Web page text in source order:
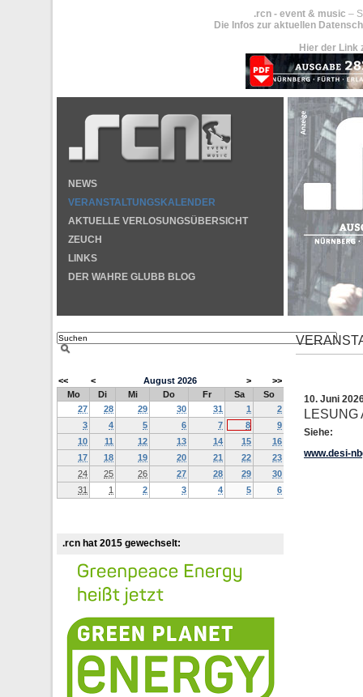
.rcn - event & music –
Die Infos zur aktuellen
Hier der Link
NEWS
VERANSTALTUNGSKALENDER
AKTUELLE VERLOSUNGSÜBERSICHT
ZEUCH
LINKS
DER WAHRE GLUBB BLOG
<< < August 2026 >
>>
Mo
Di Mi Do Fr Sa
So
27
28 29 30 31 1
2
3
4 5 6 7 8
9
10
11 12 13 14 15
16
17
18 19 20 21 22
23
24
25 26 27 28 29
30
31
1 2 3 4 5 6
.rcn hat 2015 gewechselt:
10. Juni
LESUNG
Siehe:
www.desi-